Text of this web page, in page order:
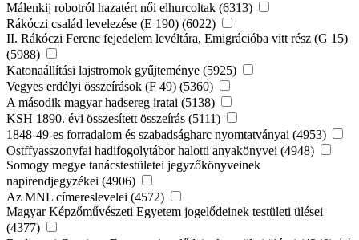
Málenkij robotról hazatért női elhurcoltak (6313)
Rákóczi család levelezése (E 190) (6022)
II. Rákóczi Ferenc fejedelem levéltára, Emigrációba vitt rész (G 15)
(5988)
Katonaállítási lajstromok gyűjteménye (5925)
Vegyes erdélyi összeírások (F 49) (5360)
A második magyar hadsereg iratai (5138)
KSH 1890. évi összesített összeírás (5111)
1848-49-es forradalom és szabadságharc nyomtatványai (4953)
Ostffyasszonyfai hadifogolytábor halotti anyakönyvei (4948)
Somogy megye tanácstestületei jegyzőkönyveinek
napirendjegyzékei (4906)
Az MNL címereslevelei (4572)
Magyar Képzőművészeti Egyetem jogelődeinek testületi ülései
(4377)